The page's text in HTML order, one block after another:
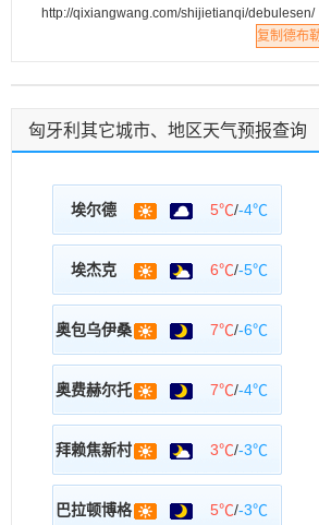
http://qixiangwang.com/shijietianqi/debulesen/
复制德布
匈牙利其它城市、地区天气预报查询
埃尔德 5℃/-4℃
埃杰克 6℃/-5℃
奥包乌伊桑 7℃/-6℃
奥费赫尔托 7℃/-4℃
拜赖焦新村 3℃/-3℃
巴拉顿博格 5℃/-3℃